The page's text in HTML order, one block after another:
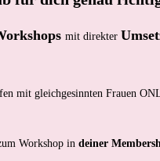
mit direkter
mit gleichgesinnten Frauen
Workshop in deiner